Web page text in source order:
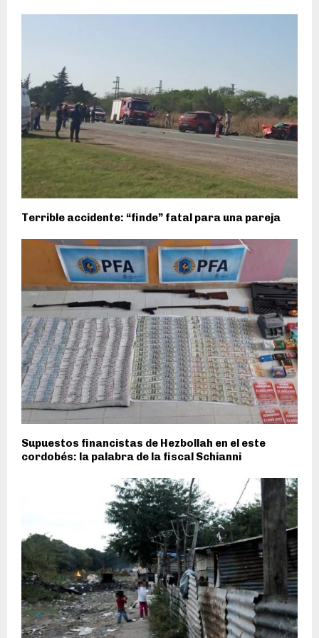
Terrible accidente: “finde” fatal para una pareja
Supuestos financistas de Hezbollah en el este
cordobés: la palabra de la fiscal Schianni